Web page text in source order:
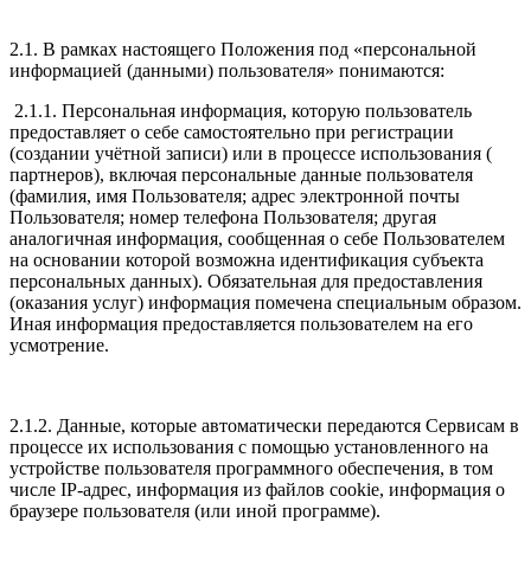
2.1. В рамках настоящего Положения под «персональной
информацией (данными) пользователя» понимаются:
2.1.1. Персональная информация, которую пользователь
предоставляет о себе самостоятельно при регистрации
(создании учётной записи) или в процессе использования (
партнеров), включая персональные данные пользователя
(фамилия, имя Пользователя; адрес электронной почты
Пользователя; номер телефона Пользователя; другая
аналогичная информация, сообщенная о себе Пользователем
на основании которой возможна идентификация субъекта
персональных данных). Обязательная для предоставления
(оказания услуг) информация помечена специальным образом.
Иная информация предоставляется пользователем на его
усмотрение.
2.1.2. Данные, которые автоматически передаются Сервисам в
процессе их использования с помощью установленного на
устройстве пользователя программного обеспечения, в том
числе IP-адрес, информация из файлов cookie, информация о
браузере пользователя (или иной программе).